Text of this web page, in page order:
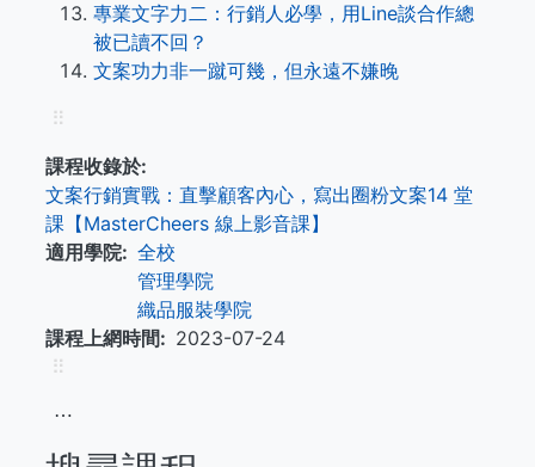
專業文字力二：行銷人必學，用Line談合作總
被已讀不回？
文案功力非一蹴可幾，但永遠不嫌晚
⠿
課程收錄於
文案行銷實戰：直擊顧客內心，寫出圈粉文案14 堂
課【MasterCheers 線上影音課】
適用學院
全校
管理學院
織品服裝學院
課程上網時間
2023-07-24
⠿
⋯